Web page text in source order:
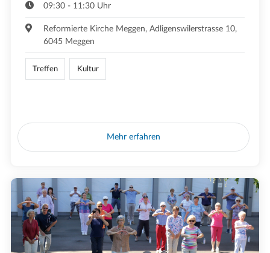
09:30 - 11:30 Uhr
Reformierte Kirche Meggen, Adligenswilerstrasse 10,
6045 Meggen
Treffen Kultur
Mehr erfahren